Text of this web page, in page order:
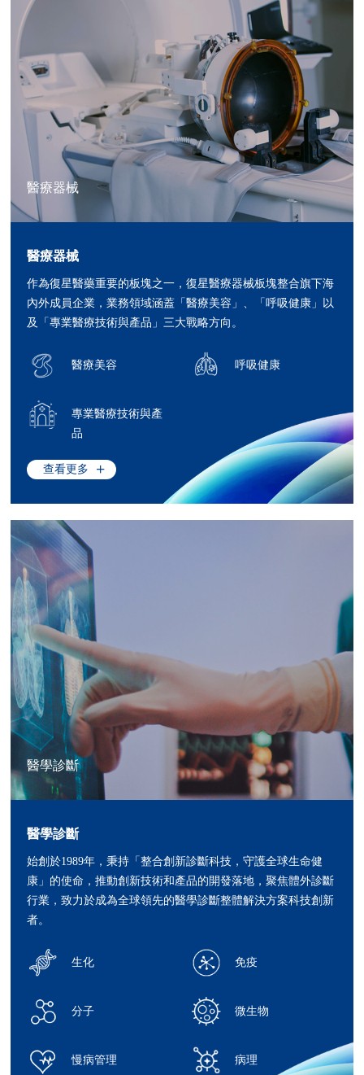
醫療器械
醫療器械
作為復星醫藥重要的板塊之一，復星醫療器械板塊整合旗下海
內外成員企業，業務領域涵蓋「醫療美容」、「呼吸健康」以
及「專業醫療技術與產品」三大戰略方向。
醫療美容 呼吸健康
專業醫療技術與產
品
查看更多
醫學診斷
醫學診斷
始創於1989年，秉持「整合創新診斷科技，守護全球生命健
康」的使命，推動創新技術和產品的開發落地，聚焦體外診斷
行業，致力於成為全球領先的醫學診斷整體解決方案科技創新
者。
生化 免疫
分子 微生物
慢病管理 病理